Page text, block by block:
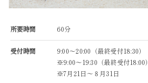
所要時間 60分
受付時間
9:00～20:00（最終受付18:30）
※9:00～19:30（最終受付18:00）
※7月21日～８月31日